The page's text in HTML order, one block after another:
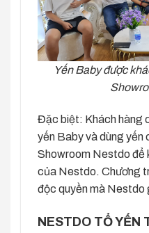
Yến Baby được
Đặc biệt: Khách hàng
yến Baby và dùng yến
Showroom Nestdo để
của Nestdo. Chương
độc quyền mà Nestdo
NESTDO TỔ YẾN